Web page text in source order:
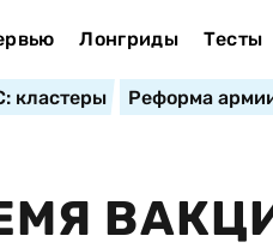
Лонгриды Тесты
кластеры Реформа